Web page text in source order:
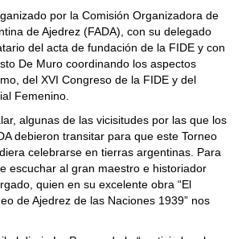
por la Comisión Organizadora de
de Ajedrez (FADA), con su delegado
del acta de fundación de la FIDE y con
De Muro coordinando los aspectos
del XVI Congreso de la FIDE y del
Femenino.
algunas de las vicisitudes por las que los
debieron transitar para que este Torneo
celebrarse en tierras argentinas. Para
escuchar al gran maestro e historiador
quien en su excelente obra “El
de Ajedrez de las Naciones 1939” nos